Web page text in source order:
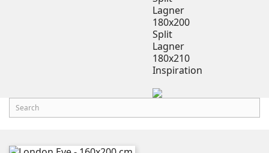
Lagner
180x200
Split
Lagner
180x210
Inspiration